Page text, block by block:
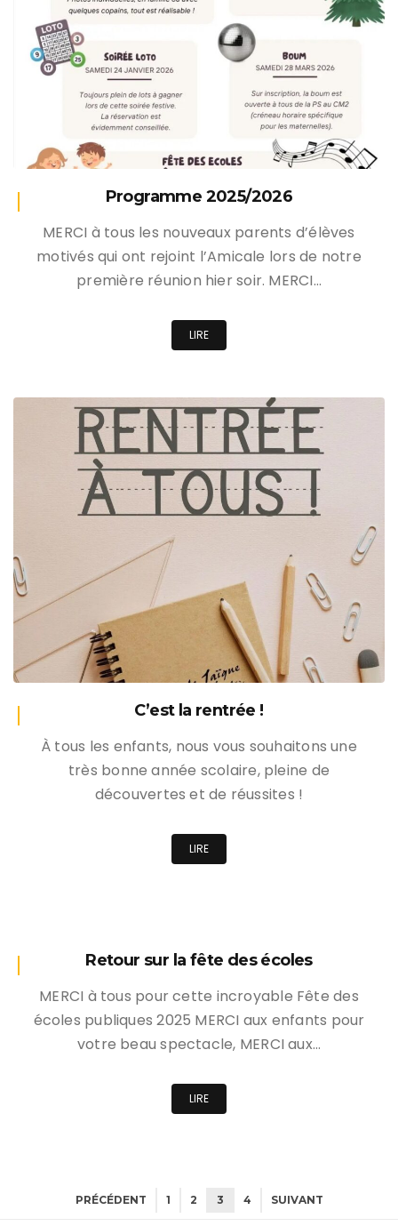
Programme 2025/2026
MERCI à tous les nouveaux parents d’élèves
motivés qui ont rejoint l’Amicale lors de notre
première réunion hier soir. MERCI…
LIRE
C’est la rentrée !
À tous les enfants, nous vous souhaitons une
très bonne année scolaire, pleine de
découvertes et de réussites !
LIRE
Retour sur la fête des écoles
MERCI à tous pour cette incroyable Fête des
écoles publiques 2025 MERCI aux enfants pour
votre beau spectacle, MERCI aux…
LIRE
PRÉCÉDENT 1 2 3 4 SUIVANT